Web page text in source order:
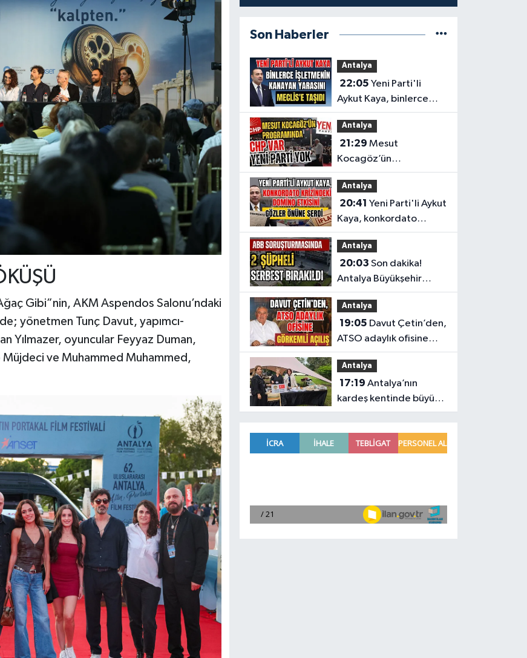
Gibi”nin, AKM Aspendos Salonu’ndaki
yönetmen Tunç Davut, yapımcı-
Yılmazer, oyuncular Feyyaz Duman,
ve Muhammed Muhammed,
Son Haberler
Antalya
22:05
Aykut Kaya, binlerce
işletmenin kanayan
yarasını Meclis'e taşıdı
Antalya
21:29
Kocagöz’ün
programında CHP var
Yeni Parti yok
Antalya
20:41
Kaya, konkordato
krizindeki domino
etkisini gözler önüne
serdi
Antalya
20:03
Antalya Büyükşehir
Belediyesi
soruşturmasında 2
şüpheli serbest bırakıldı
Antalya
19:05
ATSO adaylık ofisine
görkemli açılış
Antalya
17:19
kardeş kentinde büyük
tanıtım